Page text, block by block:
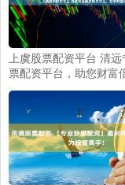
上虞股票配资平台 清远
票配资平台，助您财富